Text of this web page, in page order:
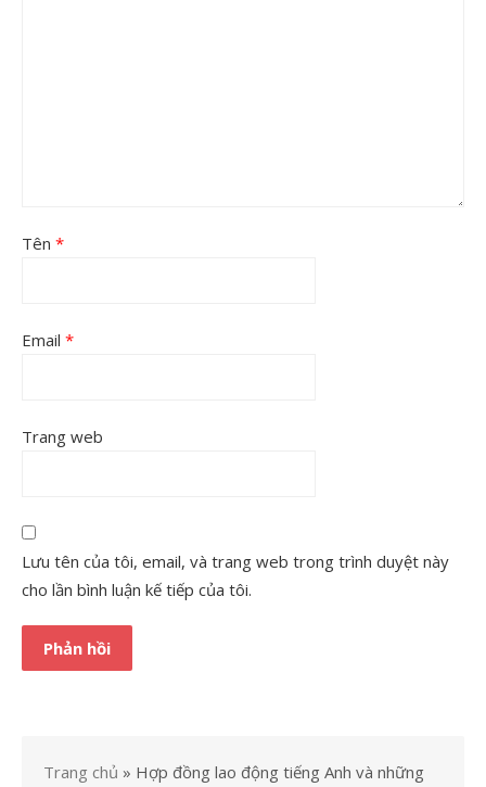
Tên *
Email *
Trang web
Lưu tên của tôi, email, và trang web trong trình duyệt này
cho lần bình luận kế tiếp của tôi.
Trang chủ » Hợp đồng lao động tiếng Anh và những